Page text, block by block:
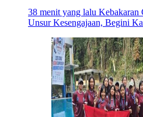
38 menit yang lalu Kebakaran
Unsur Kesengajaan, Begini